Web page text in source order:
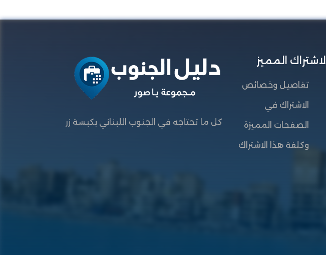
الاشتراك المميز
تفاصيل وخصائص
الاشتراك في
الصفحات المميزة
وكلفة هذا الاشتراك
كل ما تحتاجه في الجنوب اللبناني بكبسة زر